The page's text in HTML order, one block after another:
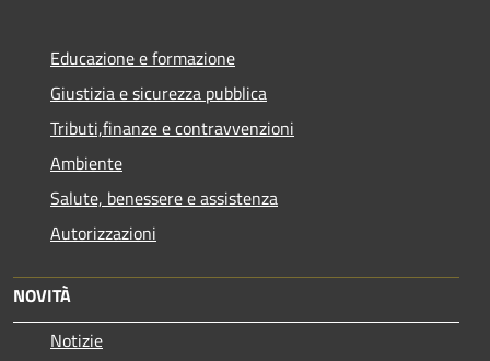
Educazione e formazione
Giustizia e sicurezza pubblica
Tributi,finanze e contravvenzioni
Ambiente
Salute, benessere e assistenza
Autorizzazioni
NOVITÀ
Notizie